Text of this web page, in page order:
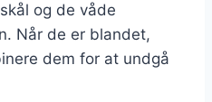
og de våde
Når de er blandet,
dem for at undgå